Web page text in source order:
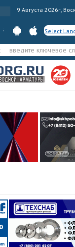
9 Августа 2026г,
Select